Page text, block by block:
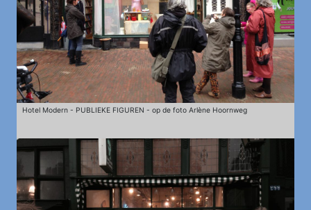
Hotel Modern - PUBLIEKE FIGUREN - op de foto Arlène Hoornweg